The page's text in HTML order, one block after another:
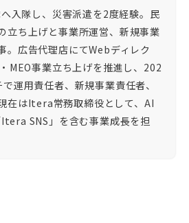
入隊し、災害派遣を2度経験。民
立ち上げと事業所運営、新規事業
。広告代理店にてWebディレク
MEO事業立ち上げを推進し、202
運用責任者、新規事業責任者、
在はItera常務取締役として、AI
SNS」を含む事業成長を担